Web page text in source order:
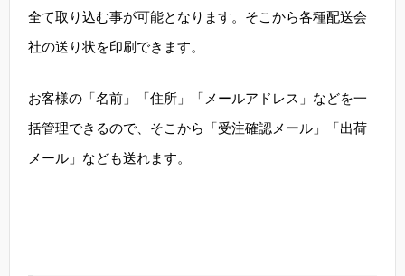
全て取り込む事が可能となります。そこから各種配送会
社の送り状を印刷できます。
お客様の「名前」「住所」「メールアドレス」などを一
括管理できるので、そこから「受注確認メール」「出荷
メール」なども送れます。